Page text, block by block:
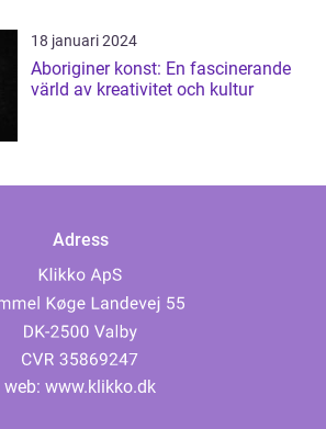
18 januari 2024
Aboriginer konst: En fascinerande
värld av kreativitet och kultur
Adress
web: www.klikko.dk